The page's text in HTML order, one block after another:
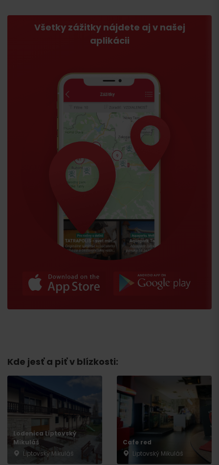
Všetky zážitky nájdete aj v našej
aplikácii
Kde jesť a piť v blízkosti:
Lodenica Liptovský
Mikuláš
Liptovský Mikuláš
Cafe red
Liptovský Mikuláš